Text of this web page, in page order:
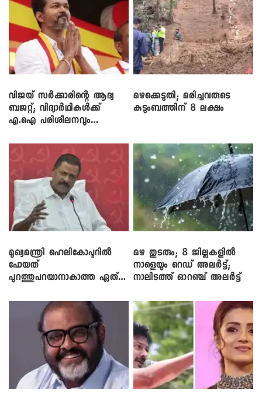
വിജയ് സർക്കാരിന്റെ ആദ്യ
ബജറ്റ്; വിദ്യാർഥികൾക്ക്
എ.ഐ പരിശീലനവും
മഴക്കെടുതി; മരിച്ചവരുടെ
കുടുംബത്തിന് 8 ലക്ഷം
മുഖ്യമന്ത്രി ഹെലികോപ്ടറിൽ
പോയത്
പുറത്തുപറയാനാകാത്ത ഏത്
മഴ തുടരും; 8 ജില്ലകളിൽ
നാളെയും റെഡ് അലർട്ട്;
നാലിടത്ത് ഓറഞ്ച് അലർട്ട്